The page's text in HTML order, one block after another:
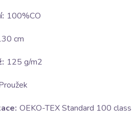
100%CO
cm
125 g/m2
OEKO-TEX Standard 100 class